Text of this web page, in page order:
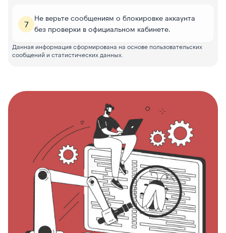
7
Не верьте сообщениям о блокировке аккаунта
без проверки в официальном кабинете.
Данная информация сформирована на основе пользовательских
сообщений и статистических данных.